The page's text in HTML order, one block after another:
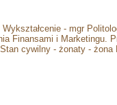
- mgr
Finansami i Marketingu.
cywilny - żonaty -